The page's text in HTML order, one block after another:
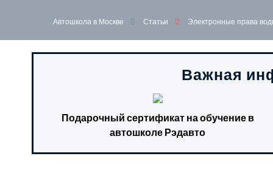
Автошкола в Москве Статьи Электронные права
Важная
Подарочный сертификат на обучение в
автошколе Рэдавто